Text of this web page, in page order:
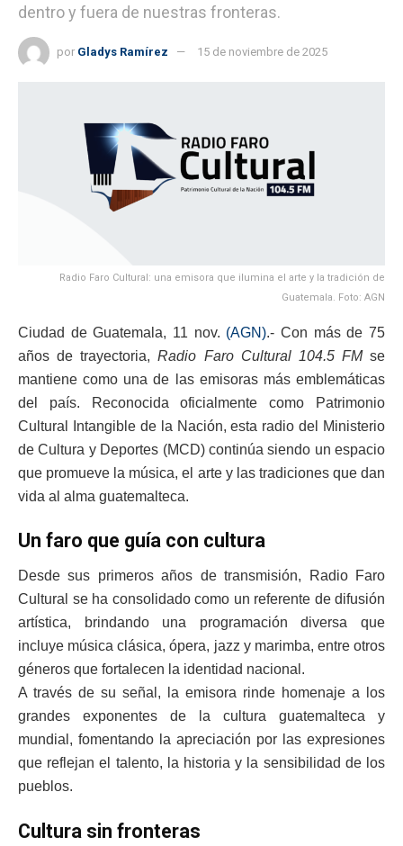
dentro y fuera de nuestras fronteras.
por Gladys Ramírez 15 de noviembre de 2025
Radio Faro Cultural: una emisora que ilumina el arte y la tradición de
Guatemala. Foto: AGN
Ciudad de Guatemala, 11 nov. (AGN).- Con más de 75
años de trayectoria,Radio Faro Cultural 104.5 FMse
mantiene como una de las emisoras más emblemáticas
del país. Reconocida oficialmente como Patrimonio
Cultural Intangible de la Nación, esta radio del Ministerio
de Cultura y Deportes (MCD) continúa siendo un espacio
que promueve la música, el arte y las tradiciones que dan
vida al alma guatemalteca.
Un faro que guía con cultura
Desde sus primeros años de transmisión, Radio Faro
Cultural se ha consolidado como un referente de difusión
artística, brindando una programación diversa que
incluye música clásica, ópera, jazz y marimba, entre otros
géneros que fortalecen la identidad nacional.
A través de su señal, la emisora rinde homenaje a los
grandes exponentes de la cultura guatemalteca y
mundial, fomentando la apreciación por las expresiones
que reflejan el talento, la historia y la sensibilidad de los
pueblos.
Cultura sin fronteras